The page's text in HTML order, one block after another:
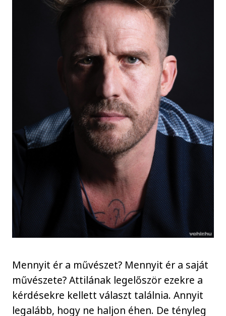
Mennyit ér a művészet? Mennyit ér a saját
művészete? Attilának legelőször ezekre a
kérdésekre kellett választ találnia. Annyit
legalább, hogy ne haljon éhen. De tényleg